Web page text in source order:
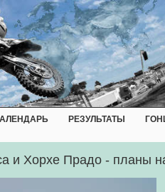
РЕЗУЛЬТАТЫ
и Хорхе Прадо - планы